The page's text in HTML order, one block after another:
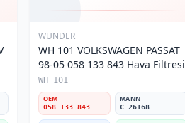
WUNDER
WH 101 VOLKSWAGEN PASSAT
98-05 058 133 843 Hava Filtresi
WH 101
OEM
058 133 843
MANN
C 26168